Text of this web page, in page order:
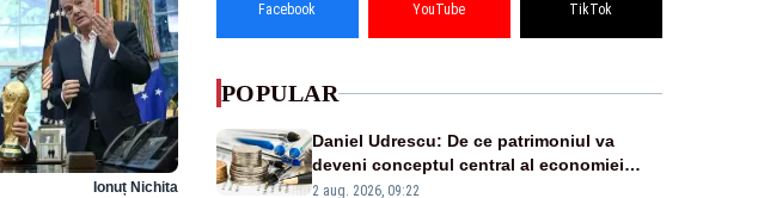
Ionuț Nichita
Facebook YouTube TikTok
POPULAR
Daniel Udrescu: De ce patrimoniul va
deveni conceptul central al economiei
viitoare?
2 aug. 2026, 09:22